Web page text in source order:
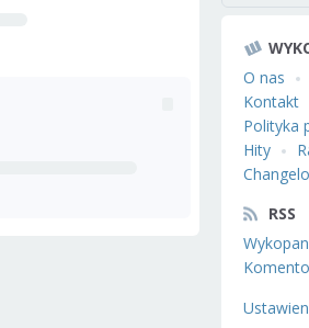
O nas
Kontakt
Polityka
Hity
RSS